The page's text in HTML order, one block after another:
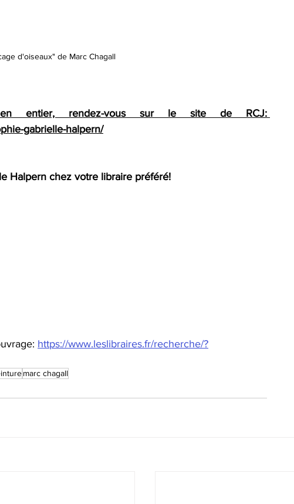
d'oiseaux" de Marc Chagall
entier, rendez-vous sur le site de RCJ:
gabrielle-halpern/
Halpern chez votre libraire préféré!
https://www.leslibraires.fr/recherche/?
marc chagall